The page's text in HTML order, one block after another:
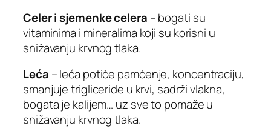
Celer i sjemenke celera – bogati su
vitaminima i mineralima koji su korisni u
snižavanju krvnog tlaka.
Leća – leća potiče pamćenje, koncentraciju,
smanjuje trigliceride u krvi, sadrži vlakna,
bogata je kalijem… uz sve to pomaže u
snižavanju krvnog tlaka.